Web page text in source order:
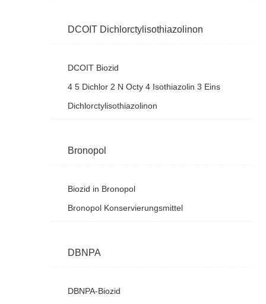
DCOIT Dichlorctylisothiazolinon
DCOIT Biozid
4 5 Dichlor 2 N Octy 4 Isothiazolin 3 Eins
Dichlorctylisothiazolinon
Bronopol
Biozid in Bronopol
Bronopol Konservierungsmittel
DBNPA
DBNPA-Biozid